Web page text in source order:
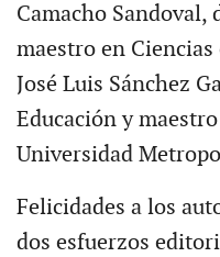
Camacho
maestro en
José Luis Sánchez
Educación y
Universidad
Felicidades a los
dos esfuerzos